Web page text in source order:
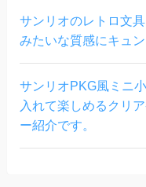
サンリオのレトロ文
みたいな質感にキュ
サンリオPKG風ミニ
入れて楽しめるクリ
ー紹介です。